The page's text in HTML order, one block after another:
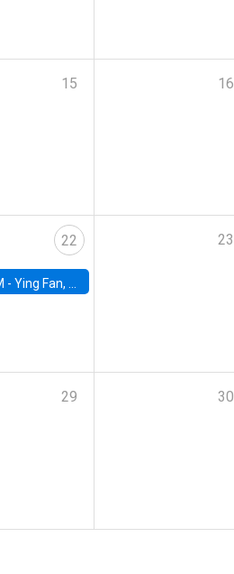
15 16
22
-Ying Fan, University of Michigan
23
29 30